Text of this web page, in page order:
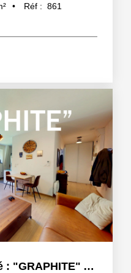
Réf : 861
A vendre en exclusivité : "GRAPHITE" Appartement à vendre...